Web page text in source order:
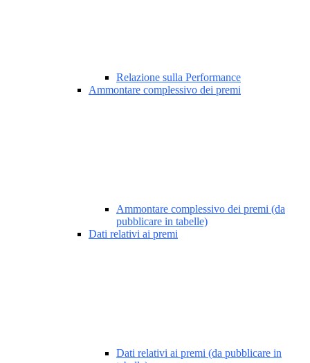
Relazione sulla Performance
Ammontare complessivo dei premi
Ammontare complessivo dei premi (da
pubblicare in tabelle)
Dati relativi ai premi
Dati relativi ai premi (da pubblicare in